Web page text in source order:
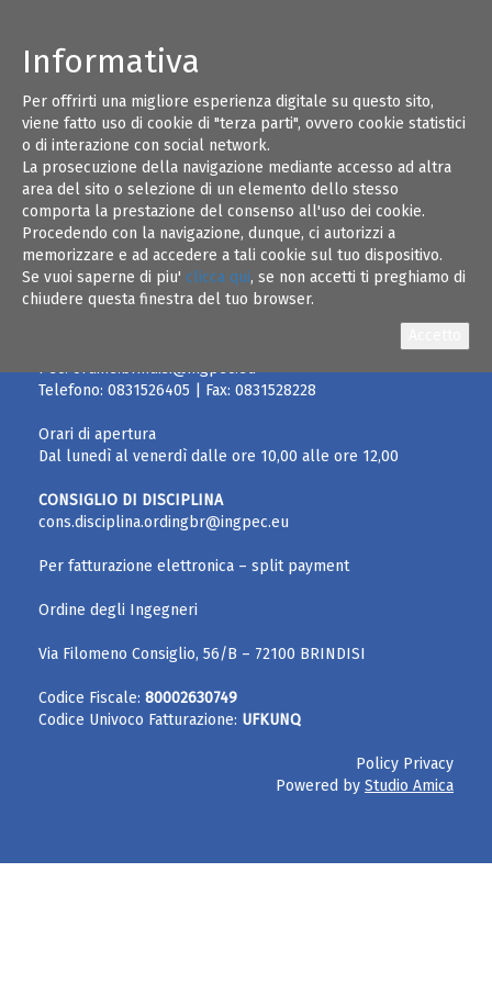
Informativa
Per offrirti una migliore esperienza digitale su questo sito,
viene fatto uso di cookie di "terza parti", ovvero cookie statistici
o di interazione con social network.
La prosecuzione della navigazione mediante accesso ad altra
area del sito o selezione di un elemento dello stesso
comporta la prestazione del consenso all'uso dei cookie.
Procedendo con la navigazione, dunque, ci autorizzi a
memorizzare e ad accedere a tali cookie sul tuo dispositivo.
Se vuoi saperne di piu' clicca qui, se non accetti ti preghiamo di
chiudere questa finestra del tuo browser.
20
OTT 19
Pec:ordine.brindisi@ingpec.eu
Telefono: 0831526405 | Fax: 0831528228
Orari di apertura
Dal lunedì al venerdì dalle ore 10,00 alle ore 12,00
CONSIGLIO DI DISCIPLINA
cons.disciplina.ordingbr@ingpec.eu
Per fatturazione elettronica – split payment
Ordine degli Ingegneri
Via Filomeno Consiglio, 56/B – 72100 BRINDISI
Codice Fiscale: 80002630749
Codice Univoco Fatturazione: UFKUNQ
Policy Privacy
Powered by Studio Amica